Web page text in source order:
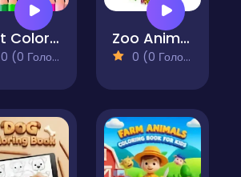
Ant Color Magic
0 (0 Голосів)
Zoo Animals Coloring Book for Kids
0 (0 Голосів)